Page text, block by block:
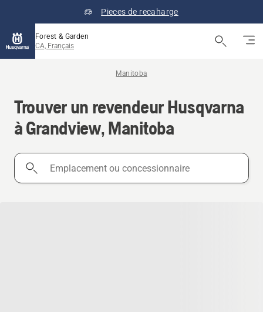
Pieces de recaharge
Forest & Garden
CA, Français
Manitoba
Trouver un revendeur Husqvarna
à Grandview, Manitoba
Emplacement